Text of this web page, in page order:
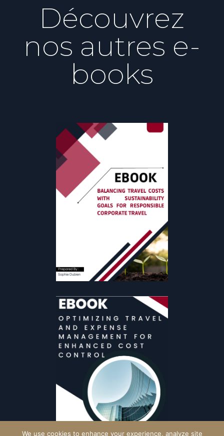
Découvrez
nos autres e-
books
We use cookies to enhance your experience, analyze site